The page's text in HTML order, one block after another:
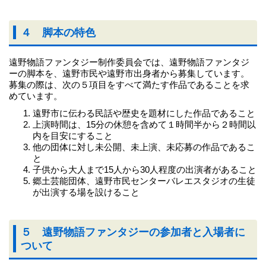
４ 脚本の特色
遠野物語ファンタジー制作委員会では、遠野物語ファンタジ
ーの脚本を、遠野市民や遠野市出身者から募集しています。
募集の際は、次の５項目をすべて満たす作品であることを求
めています。
遠野市に伝わる民話や歴史を題材にした作品であること
上演時間は、15分の休憩を含めて１時間半から２時間以
内を目安にすること
他の団体に対し未公開、未上演、未応募の作品であるこ
と
子供から大人まで15人から30人程度の出演者があること
郷土芸能団体、遠野市民センターバレエスタジオの生徒
が出演する場を設けること
５ 遠野物語ファンタジーの参加者と入場者に
ついて